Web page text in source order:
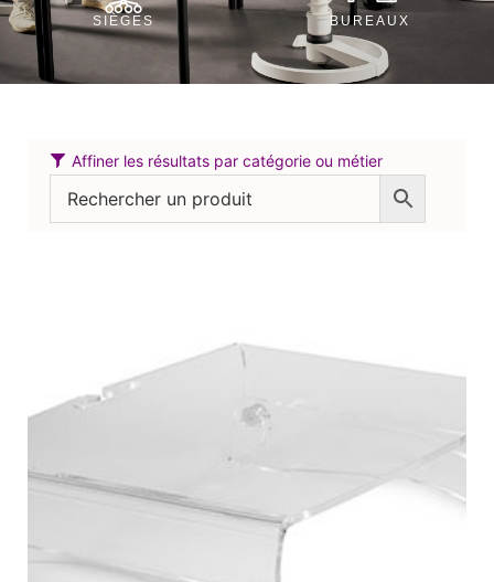
SIÈGES BUREAUX
Affiner les résultats par catégorie ou métier